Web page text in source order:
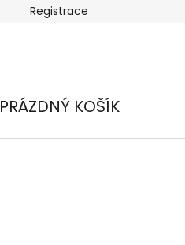
Moje objednávka
Registrace
PRÁZDNÝ KOŠÍK